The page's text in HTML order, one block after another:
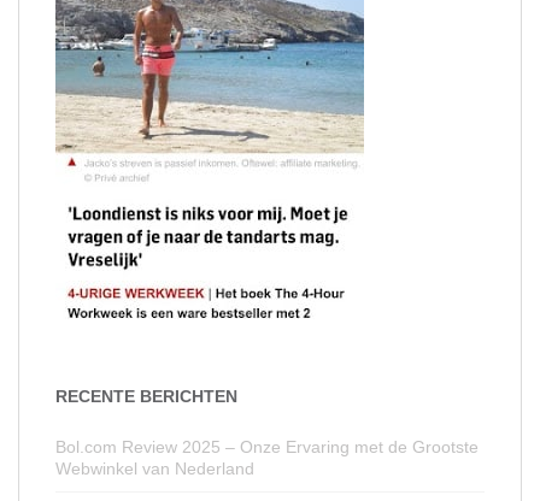
RECENTE BERICHTEN
Bol.com Review 2025 – Onze Ervaring met de Grootste
Webwinkel van Nederland